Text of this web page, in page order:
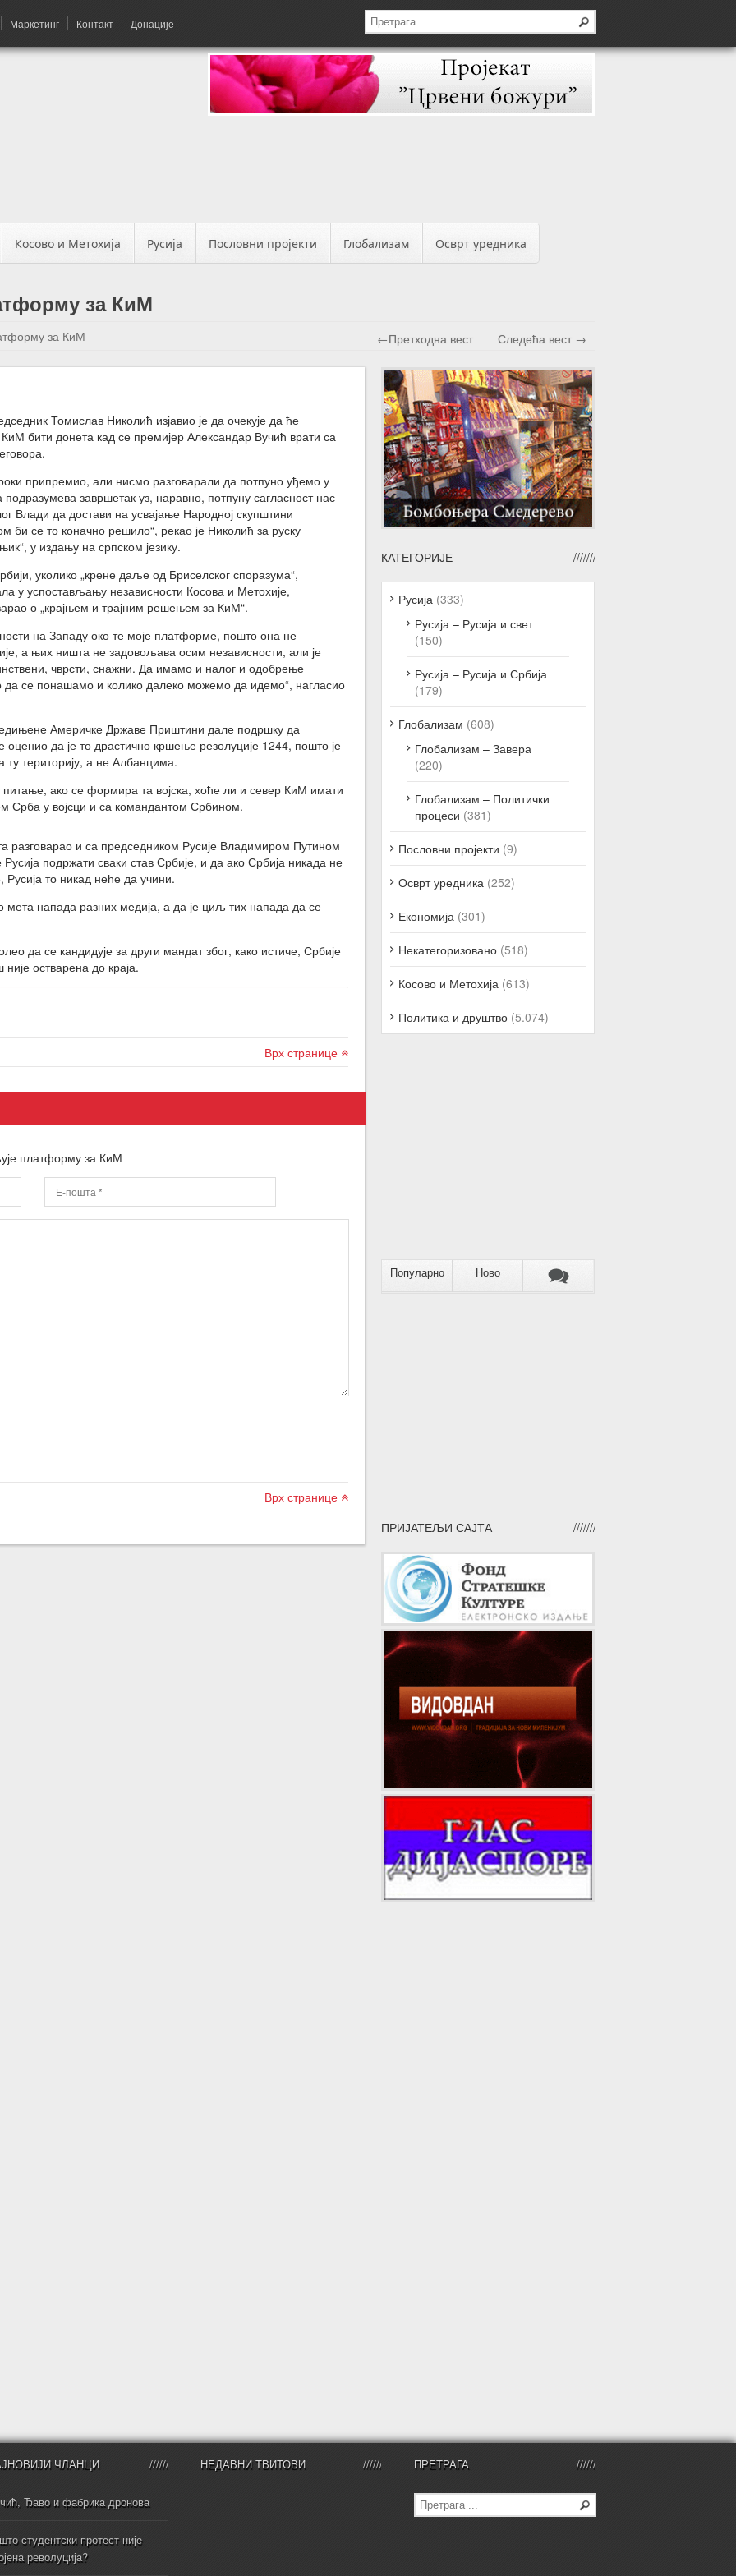
Маркетинг Контакт Донације
Косово и Метохија Русија Пословни пројекти Глобализам Осврт уредника
за КиМ
за КиМ ←Претходна вест Следећа вест →
Томислав Николић изјавио је да очекује да ће
бити донета кад се премијер Александар Вучић врати са
припремио, али нисмо разговарали да потпуно уђемо у
подразумева завршетак уз, наравно, потпуну сагласност нас
Влади да достави на усвајање Народној скупштини
би се то коначно решило“, рекао је Николић за руску
у издању на српском језику.
уколико „крене даље од Бриселског споразума“,
у успостављању независности Косова и Метохије,
о „крајњем и трајним решењем за КиМ“.
на Западу око те моје платформе, пошто она не
а њих ништа не задовољава осим независности, али је
чврсти, снажни. Да имамо и налог и одобрење
да се понашамо и колико далеко можемо да идемо“, нагласио
Америчке Државе Приштини дале подршку да
да је то драстично кршење резолуције 1244, пошто је
територију, а не Албанцима.
ако се формира та војска, хоће ли и север КиМ имати
Срба у војсци и са командантом Србином.
разговарао и са председником Русије Владимиром Путином
подржати сваки став Србије, и да ако Србија никада не
Русија то никад неће да учини.
мета напада разних медија, а да је циљ тих напада да се
да се кандидује за други мандат због, како истиче, Србије
није остварена до краја.
Врх странице
платформу за КиМ
Врх странице
КАТЕГОРИЈЕ
Русија (333)
Русија – Русија и свет
(150)
Русија – Русија и Србија
(179)
Глобализам (608)
Глобализам – Завера
(220)
Глобализам – Политички
процеси (381)
Пословни пројекти (9)
Осврт уредника (252)
Економија (301)
Некатегоризовано (518)
Косово и Метохија (613)
Политика и друштво (5.074)
Популарно Ново
ПРИЈАТЕЉИ САЈТА
ЧЛАНЦИ
Ђаво и фабрика дронова
студентски протест није
револуција?
НЕДАВНИ ТВИТОВИ ПРЕТРАГА